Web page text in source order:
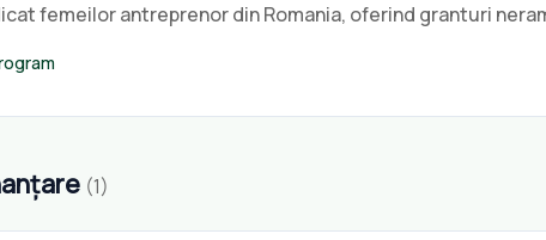
femeilor antreprenor din Romania, oferind granturi
(1)